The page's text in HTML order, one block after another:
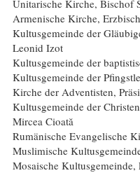
Unitarische Kirche, Bischof
Armenische Kirche,
Kultusgemeinde der
Leonid Izot
Kultusgemeinde der
Kultusgemeinde der
Kirche der Adventisten,
Kultusgemeinde der
Mircea Cioată
Rumänische Evangelische
Muslimische
Mosaische Kultusgemeinde,